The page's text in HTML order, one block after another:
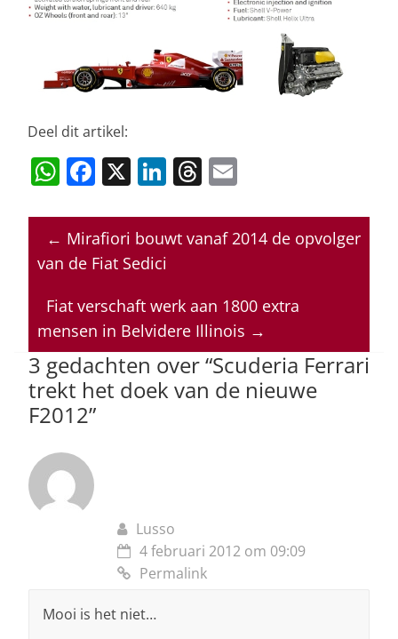
Deel dit artikel:
W
at
s
p
p
F
c
e
o
o
k
X Li
k
e
n
T
re
a
s
ai
l
← Mirafiori bouwt vanaf 2014 de opvolger
van de Fiat Sedici
Fiat verschaft werk aan 1800 extra
mensen in Belvidere Illinois →
3 gedachten over “Scuderia Ferrari
trekt het doek van de nieuwe
F2012”
Lusso
4 februari 2012 om 09:09
Permalink
Mooi is het niet…